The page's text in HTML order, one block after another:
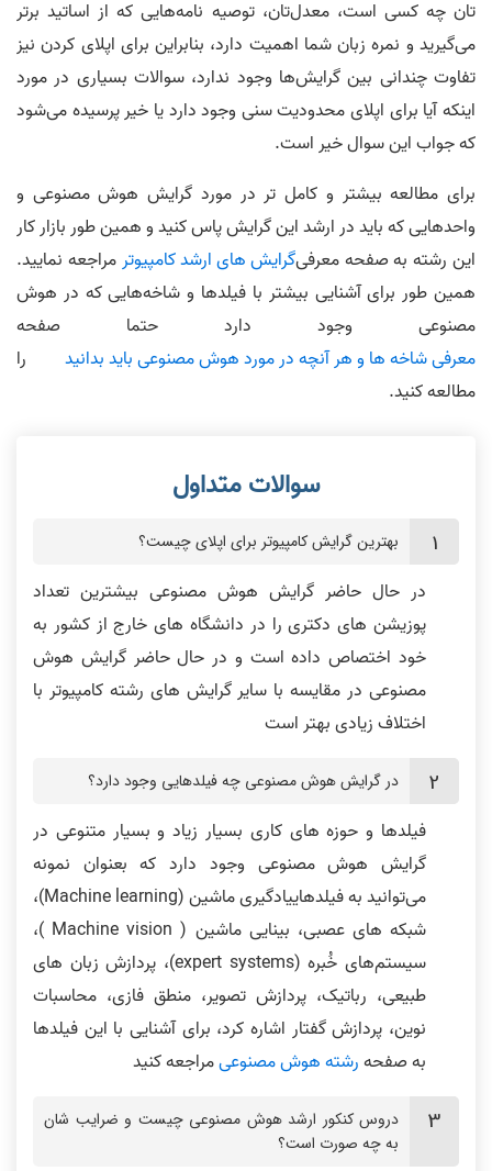
تان چه کسی است، معدل‌تان، توصیه نامه‌هایی که از اساتید برتر
می‌گیرید و نمره زبان شما اهمیت دارد، بنابراین برای اپلای کردن نیز
تفاوت چندانی بین گرایش‌ها وجود ندارد، سوالات بسیاری در مورد
اینکه آیا برای اپلای محدودیت سنی وجود دارد یا خیر پرسیده می‌شود
که جواب این سوال خیر است.
برای مطالعه بیشتر و کامل تر در مورد گرایش هوش مصنوعی و
واحدهایی که باید در ارشد این گرایش پاس کنید و همین طور بازار کار
این رشته به صفحه معرفیگرایش های ارشد کامپیوترمراجعه نمایید.
همین طور برای آشنایی بیشتر با فیلدها و شاخه‌هایی که در هوش
مصنوعی وجود دارد حتما صفحه
معرفی شاخه ها و هر آنچه در مورد هوش مصنوعی باید بدانید را
مطالعه کنید.
بهترین گرایش کامپیوتر برای اپلای چیست؟
در حال حاضر گرایش هوش مصنوعی بیشترین تعداد
پوزیشن های دکتری را در دانشگاه های خارج از کشور به
خود اختصاص داده است و در حال حاضر گرایش هوش
مصنوعی در مقایسه با سایر گرایش های رشته کامپیوتر با
اختلاف زیادی بهتر است
در گرایش هوش مصنوعی چه فیلدهایی وجود دارد؟
فیلدها و حوزه های کاری بسیار زیاد و بسیار متنوعی در
گرایش هوش مصنوعی وجود دارد که بعنوان نمونه
می‌توانید به فیلدهاییادگیری ماشین (Machine learning)،
شبکه های عصبی، بینایی ماشین ( Machine vision )،
سیستم‌های خُبره (expert systems)، پردازش زبان های
طبیعی، رباتیک، پردازش تصویر، منطق فازی، محاسبات
نوین، پردازش گفتار اشاره کرد، برای آشنایی با این فیلدها
به صفحهرشته هوش مصنوعیمراجعه کنید
دروس کنکور ارشد هوش مصنوعی چیست و ضرایب شان
به چه صورت است؟